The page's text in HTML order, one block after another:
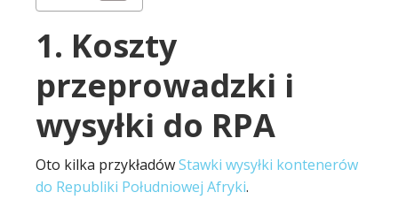
1. Koszty
przeprowadzki i
wysyłki do RPA
Oto kilka przykładówStawki wysyłki kontenerów
do Republiki Południowej Afryki.